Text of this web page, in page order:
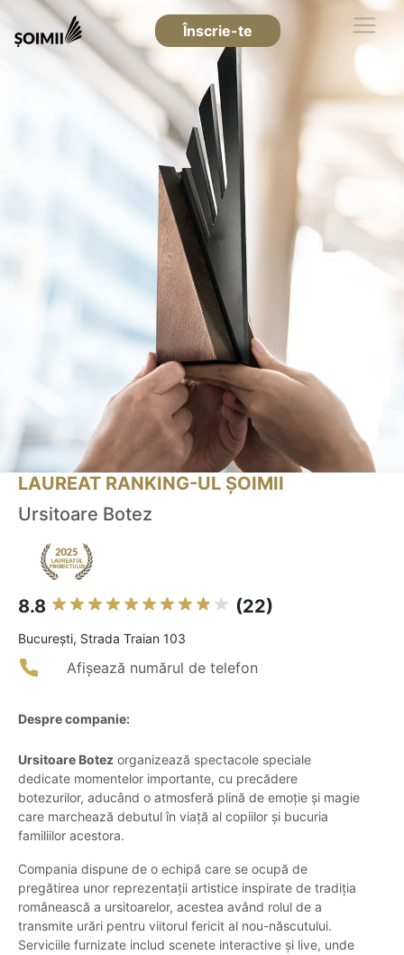
Înscrie-te
LAUREAT RANKING-UL ȘOIMII
Ursitoare Botez
8.8 (22)
Bucureşti, Strada Traian 103
Afișează numărul de telefon
Despre companie:
Ursitoare Botez organizează spectacole speciale
dedicate momentelor importante, cu precădere
botezurilor, aducând o atmosferă plină de emoție și magie
care marchează debutul în viață al copiilor și bucuria
familiilor acestora.
Compania dispune de o echipă care se ocupă de
pregătirea unor reprezentații artistice inspirate de tradiția
românească a ursitoarelor, acestea având rolul de a
transmite urări pentru viitorul fericit al nou-născutului.
Serviciile furnizate includ scenete interactive și live, unde